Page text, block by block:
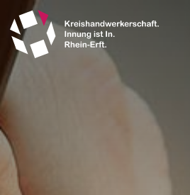
zum
Inhalt